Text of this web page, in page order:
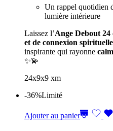
Un rappel quotidien
lumière intérieure
Laissez l’Ange Debout 24
et de connexion spirituelle
inspirante qui rayonne
✨💫
24x9x9 xm
-36%Limité
Ajouter au panier